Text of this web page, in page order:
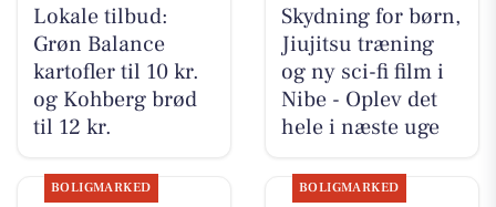
Lokale tilbud:
Grøn Balance
kartofler til 10 kr.
og Kohberg brød
til 12 kr.
Skydning for børn,
Jiujitsu træning
og ny sci-fi film i
Nibe - Oplev det
hele i næste uge
BOLIGMARKED BOLIGMARKED